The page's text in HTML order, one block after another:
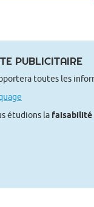
PUBLICITAIRE
toutes les
étudions la faisabilité